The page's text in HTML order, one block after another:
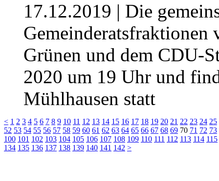
17.12.2019 | Die
Grünen und dem CDU-
2020 um 19 Uhr und
Mühlhausen statt
< 1 2 3 4 5 6 7 8 9 10 11 12 13 14 15 16 17 18 19 20 21 22 23 24 25
52 53 54 55 56 57 58 59 60 61 62 63 64 65 66 67 68 69 70 71 72 73
100 101 102 103 104 105 106 107 108 109 110 111 112 113 114 115
134 135 136 137 138 139 140 141 142 >